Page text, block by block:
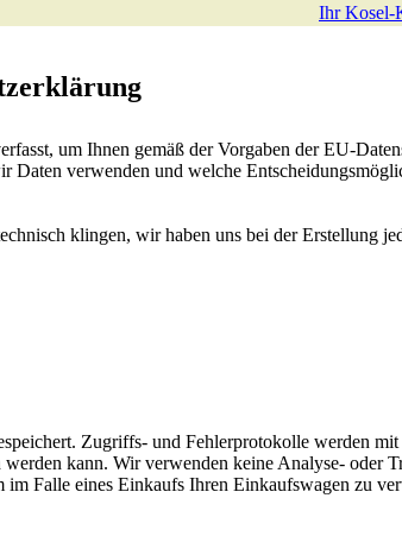
Ihr Kosel-
um Ihnen gemäß der Vorgaben der EU-
verwenden und welche
klingen, wir haben uns bei der Erstellung
Zugriffs- und Fehlerprotokolle werden
werden kann. Wir verwenden keine Analyse- oder
Falle eines Einkaufs Ihren Einkaufswagen zu